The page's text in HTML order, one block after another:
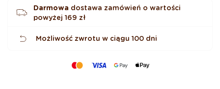
Darmowa dostawa zamówień o wartości
powyżej169 zł
Możliwość zwrotu w ciągu 100 dni